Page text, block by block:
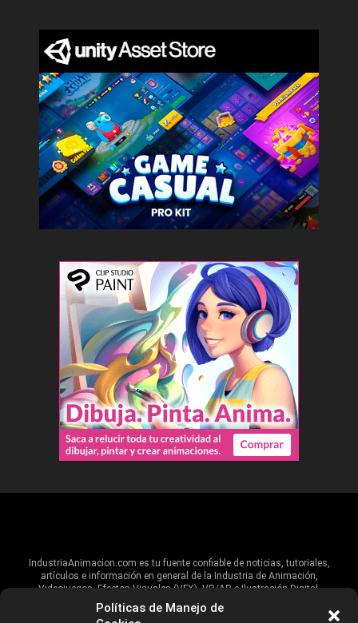
Políticas de Manejo de
IndustriaAnimacion.com es tu fuente confiable de noticias, tutoriales,
artículos e información en general de la Industria de Animación,
Videojuegos, Efectos Visuales (VFX), VR/AR e Ilustración Digital.
Hablamos de estas industrias y su alcance global, pero damos un énfasis